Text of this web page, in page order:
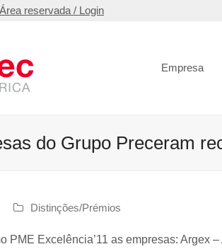
Área reservada / Login
Empresa
do Grupo Preceram
Distinções/Prémios
PME Excelência’11 as empresas: Argex